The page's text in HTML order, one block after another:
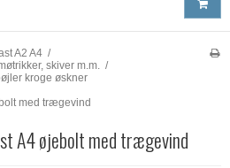
A2 A4 /
skiver m.m. /
kroge øskner
med trægevind
A4 øjebolt med trægevind